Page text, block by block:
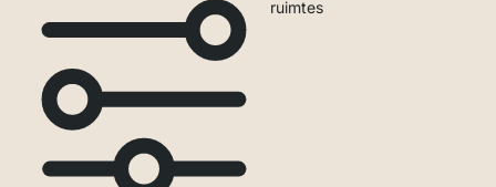
ruimtes